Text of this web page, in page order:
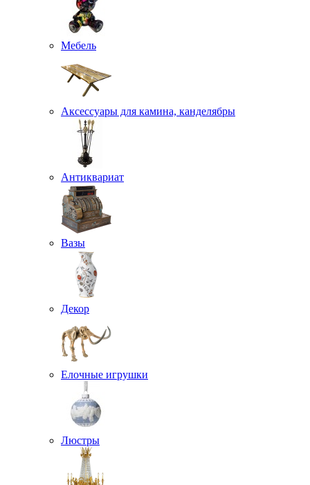
Мебель
Аксессуары для камина, канделябры
Антиквариат
Вазы
Декор
Елочные игрушки
Люстры